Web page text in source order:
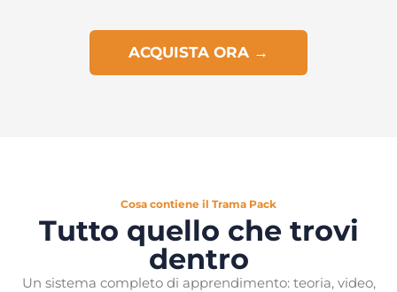
ACQUISTA ORA →
Cosa contiene il Trama Pack
Tutto quello che trovi
dentro
Un sistema completo di apprendimento: teoria, video,